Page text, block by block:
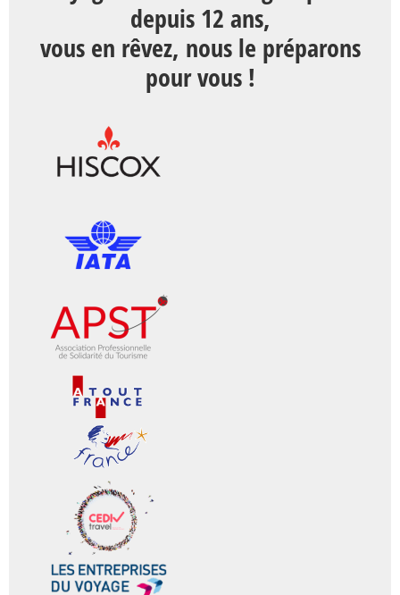
depuis 12 ans,
vous en rêvez, nous le préparons
pour vous !